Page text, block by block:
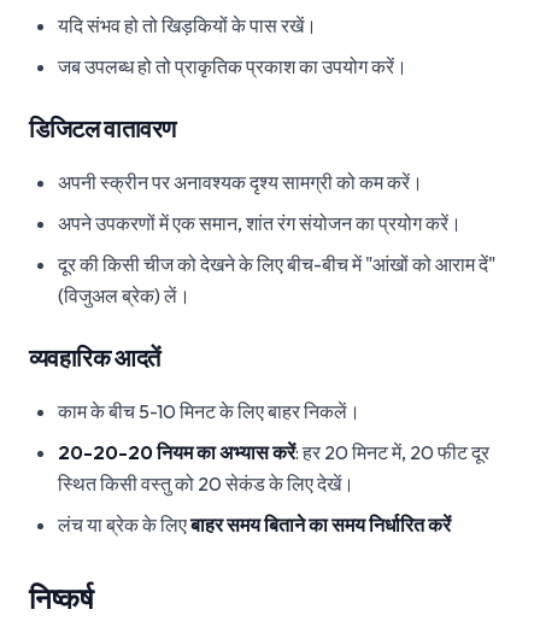
यदि संभव हो तो खिड़कियों के पास रखें।
जब उपलब्ध हो तो प्राकृतिक प्रकाश का उपयोग करें।
डिजिटल वातावरण
अपनी स्क्रीन पर अनावश्यक दृश्य सामग्री को कम करें।
अपने उपकरणों में एक समान, शांत रंग संयोजन का प्रयोग करें।
दूर की किसी चीज को देखने के लिए बीच-बीच में "आंखों को आराम दें"
(विजुअल ब्रेक) लें।
व्यवहारिक आदतें
काम के बीच 5-10 मिनट के लिए बाहर निकलें।
20-20-20 नियम का अभ्यास करें: हर 20 मिनट में, 20 फीट दूर
स्थित किसी वस्तु को 20 सेकंड के लिए देखें।
लंच या ब्रेक के लिएबाहर समय बिताने का समय निर्धारित करें
निष्कर्ष